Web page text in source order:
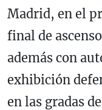
Madrid, en el
final de
además con
exhibición
en las gradas